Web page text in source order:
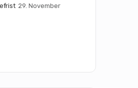
29. November